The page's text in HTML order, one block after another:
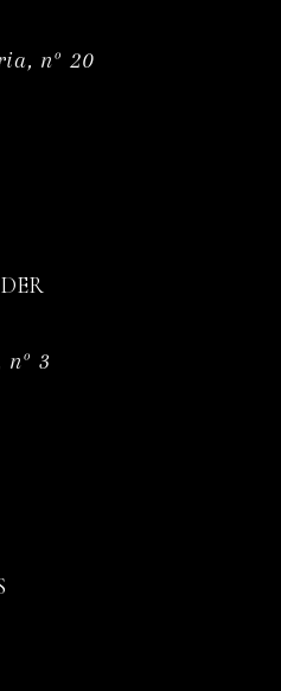
nº 20
3